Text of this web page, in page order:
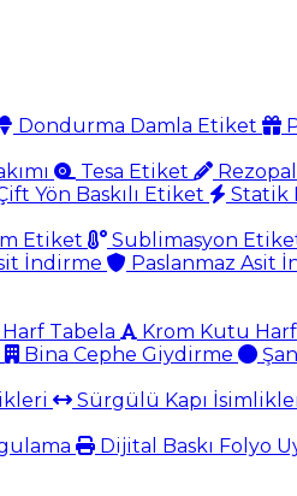
Dondurma Damla Etiket
Tesa Etiket
Yön Baskılı Etiket
Statik
Etiket Sublimasyon
İndirme Paslanmaz Asit
Tabela Krom Kutu
Bina Cephe Giydirme
Sürgülü Kapı
Dijital Baskı Folyo